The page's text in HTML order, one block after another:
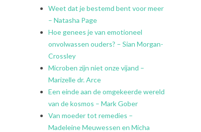
Weet dat je bestemd bent voor meer
– Natasha Page
Hoe genees je van emotioneel
onvolwassen ouders? – Sian Morgan-
Crossley
Microben zijn niet onze vijand –
Marizelle dr. Arce
Een einde aan de omgekeerde wereld
van de kosmos – Mark Gober
Van moeder tot remedies –
Madeleine Meuwessen en Micha